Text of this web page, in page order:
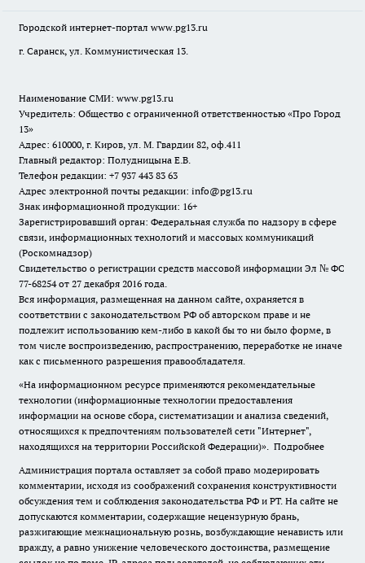
Городской интернет-портал www.pg13.ru
г. Саранск, ул. Коммунистическая 13.
Наименование СМИ: www.pg13.ru
Учредитель: Общество с ограниченной ответственностью «Про Город
13»
Адрес: 610000, г. Киров, ул. М. Гвардии 82, оф.411
Главный редактор: Полудницына Е.В.
Телефон редакции: +7 937 443 83 63
Адрес электронной почты редакции: info@pg13.ru
Знак информационной продукции: 16+
Зарегистрировавший орган: Федеральная служба по надзору в сфере
связи, информационных технологий и массовых коммуникаций
(Роскомнадзор)
Свидетельство о регистрации средств массовой информации Эл № ФС
77-68254 от 27 декабря 2016 года.
Вся информация, размещенная на данном сайте, охраняется в
соответствии с законодательством РФ об авторском праве и не
подлежит использованию кем-либо в какой бы то ни было форме, в
том числе воспроизведению, распространению, переработке не иначе
как с письменного разрешения правообладателя.
«На информационном ресурсе применяются рекомендательные
технологии (информационные технологии предоставления
информации на основе сбора, систематизации и анализа сведений,
относящихся к предпочтениям пользователей сети "Интернет",
находящихся на территории Российской Федерации)». Подробнее
Администрация портала оставляет за собой право модерировать
комментарии, исходя из соображений сохранения конструктивности
обсуждения тем и соблюдения законодательства РФ и РТ. На сайте не
допускаются комментарии, содержащие нецензурную брань,
разжигающие межнациональную рознь, возбуждающие ненависть или
вражду, а равно унижение человеческого достоинства, размещение